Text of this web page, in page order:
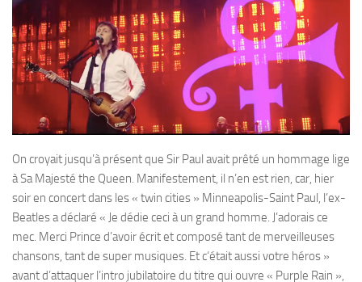
On croyait jusqu’à présent que Sir Paul avait prêté un hommage lige
à Sa Majesté the Queen. Manifestement, il n’en est rien, car, hier
soir en concert dans les « twin cities » Minneapolis-Saint Paul, l’ex-
Beatles a déclaré « Je dédie ceci à un grand homme. J’adorais ce
mec. Merci Prince d’avoir écrit et composé tant de merveilleuses
chansons, tant de super musiques. Et c‘était aussi votre héros »
avant d’attaquer l’intro jubilatoire du titre qui ouvre « Purple Rain »,